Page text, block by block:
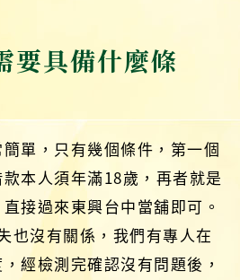
要具備什麼條
單，只有幾個條件，第一個
本人須年滿18歲，再者就是
接過來東興台中當舖即可。
也沒有關係，我們有專人在
經檢測完確認沒有問題後，